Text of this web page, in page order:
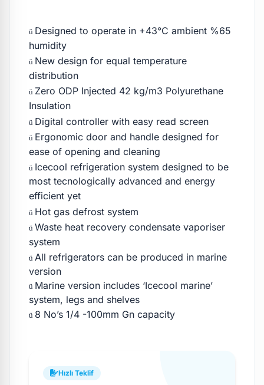
ü Designed to operate in +43°C ambient %65
humidity
ü New design for equal temperature
distribution
ü Zero ODP Injected 42 kg/m3 Polyurethane
Insulation
ü Digital controller with easy read screen
ü Ergonomic door and handle designed for
ease of opening and cleaning
ü Icecool refrigeration system designed to be
most tecnologically advanced and energy
efficient yet
ü Hot gas defrost system
ü Waste heat recovery condensate vaporiser
system
ü All refrigerators can be produced in marine
version
ü Marine version includes ‘Icecool marine’
system, legs and shelves
ü 8 No’s 1/4 -100mm Gn capacity
Hızlı Teklif